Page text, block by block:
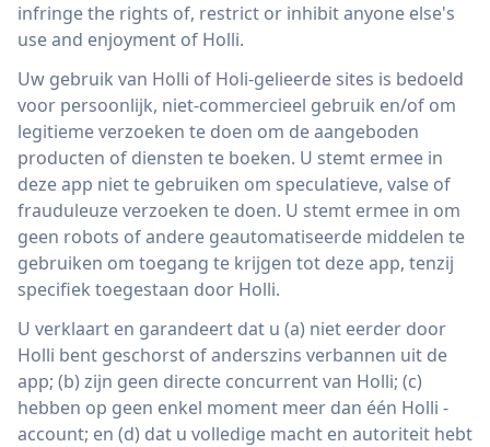
infringe the rights of, restrict or inhibit anyone else's
use and enjoyment of Holli.
Uw gebruik van Holli of Holi-gelieerde sites is bedoeld
voor persoonlijk, niet-commercieel gebruik en/of om
legitieme verzoeken te doen om de aangeboden
producten of diensten te boeken. U stemt ermee in
deze app niet te gebruiken om speculatieve, valse of
frauduleuze verzoeken te doen. U stemt ermee in om
geen robots of andere geautomatiseerde middelen te
gebruiken om toegang te krijgen tot deze app, tenzij
specifiek toegestaan ​​door Holli.
U verklaart en garandeert dat u (a) niet eerder door
Holli bent geschorst of anderszins verbannen uit de
app; (b) zijn geen directe concurrent van Holli; (c)
hebben op geen enkel moment meer dan één Holli -
account; en (d) dat u volledige macht en autoriteit hebt